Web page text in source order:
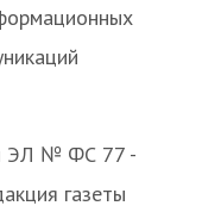
ЭЛ № ФС 77 -
газеты